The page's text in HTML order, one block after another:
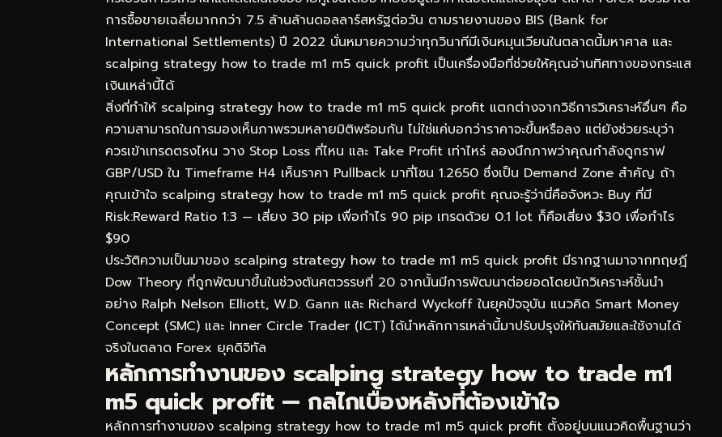
การซื้อขายเฉลี่ยมากกว่า 7.5 ล้านล้านดอลลาร์สหรัฐต่อวัน ตามรายงานของ BIS (Bank for
International Settlements) ปี 2022 นั่นหมายความว่าทุกวินาทีมีเงินหมุนเวียนในตลาดนี้มหาศาล และ
scalping strategy how to trade m1 m5 quick profit เป็นเครื่องมือที่ช่วยให้คุณอ่านทิศทางของกระแส
เงินเหล่านี้ได้
สิ่งที่ทำให้ scalping strategy how to trade m1 m5 quick profit แตกต่างจากวิธีการวิเคราะห์อื่นๆ คือ
ความสามารถในการมองเห็นภาพรวมหลายมิติพร้อมกัน ไม่ใช่แค่บอกว่าราคาจะขึ้นหรือลง แต่ยังช่วยระบุว่า
ควรเข้าเทรดตรงไหน วาง Stop Loss ที่ไหน และ Take Profit เท่าไหร่ ลองนึกภาพว่าคุณกำลังดูกราฟ
GBP/USD ใน Timeframe H4 เห็นราคา Pullback มาที่โซน 1.2650 ซึ่งเป็น Demand Zone สำคัญ ถ้า
คุณเข้าใจ scalping strategy how to trade m1 m5 quick profit คุณจะรู้ว่านี่คือจังหวะ Buy ที่มี
Risk:Reward Ratio 1:3 — เสี่ยง 30 pip เพื่อกำไร 90 pip เทรดด้วย 0.1 lot ก็คือเสี่ยง $30 เพื่อกำไร
$90
ประวัติความเป็นมาของ scalping strategy how to trade m1 m5 quick profit มีรากฐานมาจากทฤษฎี
Dow Theory ที่ถูกพัฒนาขึ้นในช่วงต้นศตวรรษที่ 20 จากนั้นมีการพัฒนาต่อยอดโดยนักวิเคราะห์ชั้นนำ
อย่าง Ralph Nelson Elliott, W.D. Gann และ Richard Wyckoff ในยุคปัจจุบัน แนวคิด Smart Money
Concept (SMC) และ Inner Circle Trader (ICT) ได้นำหลักการเหล่านี้มาปรับปรุงให้ทันสมัยและใช้งานได้
จริงในตลาด Forex ยุคดิจิทัล
หลักการทำงานของ scalping strategy how to trade m1
m5 quick profit — กลไกเบื้องหลังที่ต้องเข้าใจ
หลักการทำงานของ scalping strategy how to trade m1 m5 quick profit ตั้งอยู่บนแนวคิดพื้นฐานว่า